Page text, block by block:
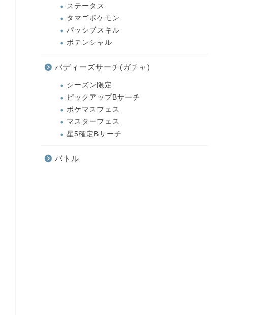
ステータス
タマゴポケモン
パッシブスキル
ポテンシャル
バディーズサーチ(ガチャ)
シーズン限定
ピックアップBサーチ
ポケマスフェス
マスターフェス
星5確定Bサーチ
バトル